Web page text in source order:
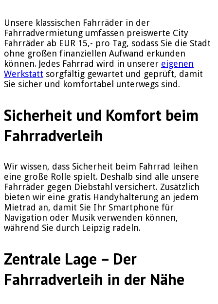
Unsere klassischen Fahrräder in der
Fahrradvermietung umfassen preiswerte City
Fahrräder ab EUR 15,- pro Tag, sodass Sie die Stadt
ohne großen finanziellen Aufwand erkunden
können. Jedes Fahrrad wird in unserer eigenen
Werkstatt sorgfältig gewartet und geprüft, damit
Sie sicher und komfortabel unterwegs sind.
Sicherheit und Komfort beim
Fahrradverleih
Wir wissen, dass Sicherheit beim Fahrrad leihen
eine große Rolle spielt. Deshalb sind alle unsere
Fahrräder gegen Diebstahl versichert. Zusätzlich
bieten wir eine gratis Handyhalterung an jedem
Mietrad an, damit Sie Ihr Smartphone für
Navigation oder Musik verwenden können,
während Sie durch Leipzig radeln.
Zentrale Lage – Der
Fahrradverleih in der Nähe